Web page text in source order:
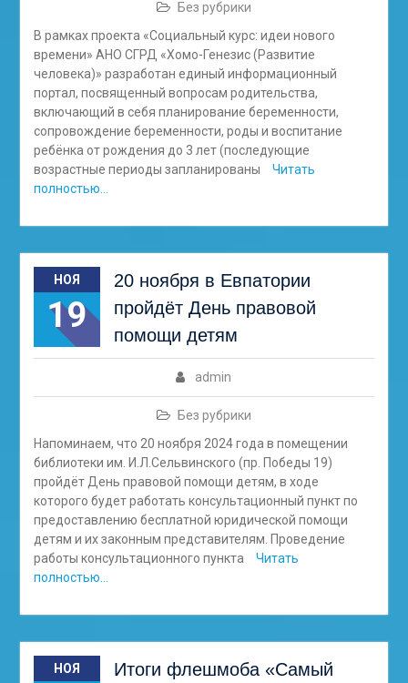
Без рубрики
В рамках проекта «Социальный курс: идеи нового
времени» АНО СГРД «Хомо-Генезис (Развитие
человека)» разработан единый информационный
портал, посвященный вопросам родительства,
включающий в себя планирование беременности,
сопровождение беременности, роды и воспитание
ребёнка от рождения до 3 лет (последующие
возрастные периоды запланированы
Читать
полностью…
НОЯ
19
20 ноября в Евпатории
пройдёт День правовой
помощи детям
admin
Без рубрики
Напоминаем, что 20 ноября 2024 года в помещении
библиотеки им. И.Л.Сельвинского (пр. Победы 19)
пройдёт День правовой помощи детям, в ходе
которого будет работать консультационный пункт по
предоставлению бесплатной юридической помощи
детям и их законным представителям. Проведение
работы консультационного пункта
Читать
полностью…
НОЯ
Итоги флешмоба «Самый